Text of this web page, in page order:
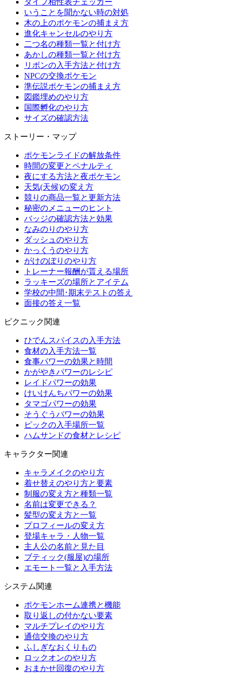
タイプ相性表チェッカー
いうことを聞かない時の対処
木の上のポケモンの捕まえ方
進化キャンセルのやり方
二つ名の種類一覧と付け方
あかしの種類一覧と付け方
リボンの入手方法と付け方
NPCの交換ポケモン
準伝説ポケモンの捕まえ方
図鑑埋めのやり方
国際孵化のやり方
サイズの確認方法
ストーリー・マップ
ポケモンライドの解放条件
時間の変更とペナルティ
夜にする方法と夜ポケモン
天気(天候)の変え方
競りの商品一覧と更新方法
秘密のメニューのヒント
バッジの確認方法と効果
なみのりのやり方
ダッシュのやり方
かっくうのやり方
がけのぼりのやり方
トレーナー報酬が貰える場所
ラッキーズの場所とアイテム
学校の中間･期末テストの答え
面接の答え一覧
ピクニック関連
ひでんスパイスの入手方法
食材の入手方法一覧
食事パワーの効果と時間
かがやきパワーのレシピ
レイドパワーの効果
けいけんちパワーの効果
タマゴパワーの効果
そうぐうパワーの効果
ピックの入手場所一覧
ハムサンドの食材とレシピ
キャラクター関連
キャラメイクのやり方
着せ替えのやり方と要素
制服の変え方と種類一覧
名前は変更できる？
髪型の変え方と一覧
プロフィールの変え方
登場キャラ・人物一覧
主人公の名前と見た目
ブティック(服屋)の場所
エモート一覧と入手方法
システム関連
ポケモンホーム連携と機能
取り返しの付かない要素
マルチプレイのやり方
通信交換のやり方
ふしぎなおくりもの
ロックオンのやり方
おまかせ回復のやり方